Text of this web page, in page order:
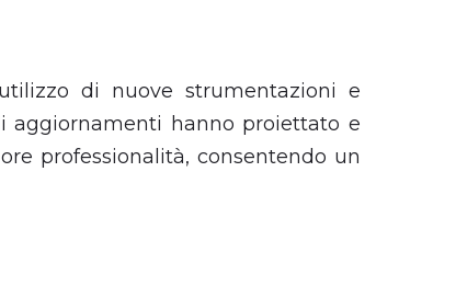
di nuove strumentazioni e
hanno proiettato e
professionalità, consentendo un